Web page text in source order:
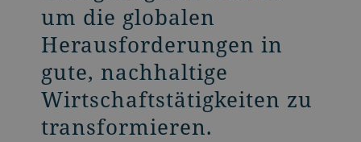
um die globalen
Herausforderungen in
gute, nachhaltige
Wirtschaftstätigkeiten zu
transformieren.